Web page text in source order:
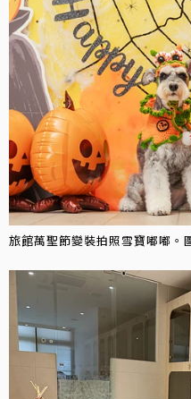
旅館萬聖節變裝拍照雪寶嘟嘟。